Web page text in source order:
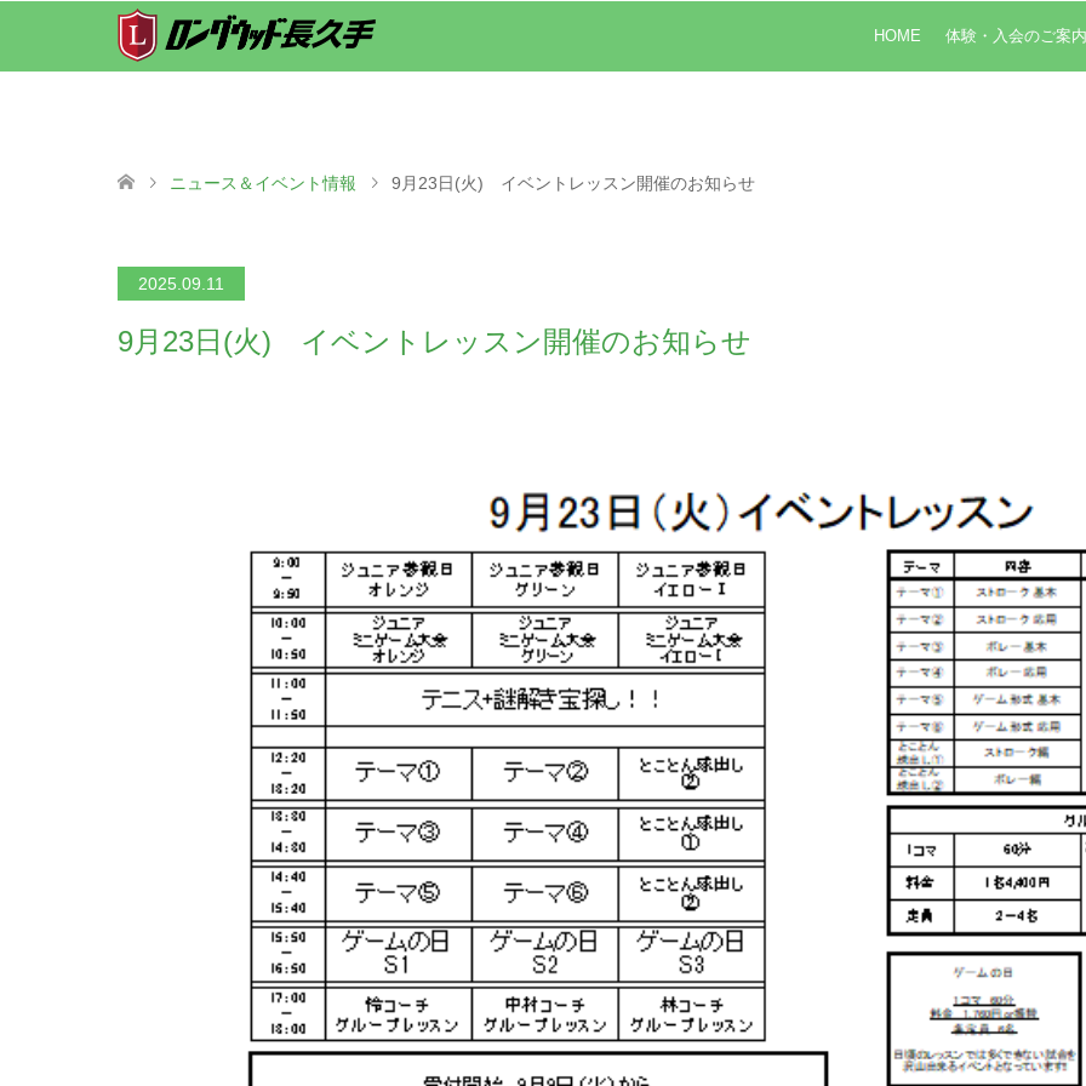
HOME 体験・入会のご案内
ニュース＆イベント情報 9月23日(火) イベントレッスン開催のお知らせ
2025.09.11
9月23日(火) イベントレッスン開催のお知らせ